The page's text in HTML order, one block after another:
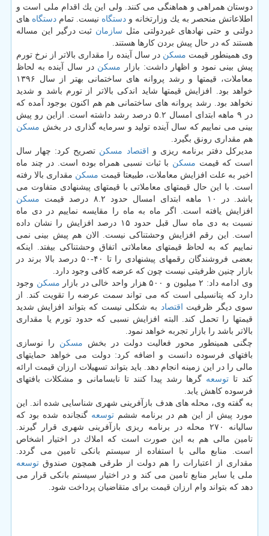
دوستان همراهی و هماهنگی می كنند. ولی این یك اقدام ملی است و
اطلاعاتش منحصر به یك وزارتخانه و دستگاه نیست. تمام دستگاه های
دولتی و حتی نهادهای غیردولتی مثل سازمان ثبت درگیر این مساله
هستند كه در حال پیش بردن كارها هستند.
وی همینطور قیمت مسكن در سال آینده را مقداری بالاتر از نرخ تورم
پیش بینی نمود و اظهار داشت: بازار مسكن در سال آینده به لحاظ
معاملات، قیمتها و رشد پروانه های ساختمانی بهتر از سال ۱۳۹۶
خواهد بود. افزایش قیمتها شاید اندكی بالاتر از تورم باشد و شدید
نخواهد بود. رشد پروانه های ساختمانی هم هم اكنون بوجود آمده كه
در ۹ ماهه ابتدای امسال ۵.۲ درصد رشد داشته است. ازاین رو پیش
بینی می نماییم كه سال آینده تولید و سرمایه گذاری در بخش مسكن
هم مقداری رونق بگیرد.
مدیركل دفتر برنامه ریزی و اقتصاد مسكن تصریح كرد: چهار سال
است كه قیمت مسكن با ثبات نسبی همراه بوده است. در چند ماه
اخیر به علت افزایش معاملات، طبیعتا قیمت مسكن مقداری بالا رفته
است. با این حال قیمتهای معاملاتی با قیمتهای پیشنهادی متفاوت می
باشد. در ۱۰ ماهه ابتدای امسال حدود ۸.۲ درصد قیمت
مسكن
افزایش یافته است. اگر ماه به ماه را مقایسه نماییم در دی ماه
نسبت به دی ماه سال قبل حدود ۱۵ درصد افزایش را نشان داده
است. این رقم افزایش وحشتناكی نیست. الان هم پیش بینی نمی
نماییم كه به لحاظ قیمتهای معاملاتی اتفاق وحشتناكی بیفتد. اینكه
بعضی فروشندگان رقمهای پیشنهادی را تا ۴۰-۵۰ درصد بالا برند در
بازار چنین ظرفیتی نیست چون كه عرضه كافی وجود دارد.
وی ادامه داد: ۲ میلیون و ۵۰۰ هزار واحد خالی در بازار
مسكن وجود
دارد كه پتانسیلی است كه می تواند سمت عرضه را تقویت كند. از
سوی دیگر ظرفیت اقتصاد به شكلی نیست كه بتواند افزایش شدید
قیمتها را تحمل كند. البته افزایش نسبی كه حدود تورم یا مقداری
بالاتر باشد را بازار تجربه خواهد نمود.
چگنی همینطور محور فعالیت دولت در بخش مسكن را نوسازی
بافتهای فرسوده دانست و اضافه كرد: دولت می خواهد حمایتهای
مالی را در این زمینه انجام دهد. باید بتواند تسهیلات ارزان قیمت ارائه
كند تا توسعه گرها رشد پیدا كنند تا نابسامانی و مشكلات بافتهای
فرسوده كاهش یابد.
به گفته وی، محله های هدف بازآفرینی شهری شناسایی شده اند. این
مورد پیش از این هم در برنامه ششمتوسعه گنجانده شده بود كه
سالیانه ۲۷۰ محله در برنامه ریزی بازآفرینی شهری قرار گیرند.
تامین مالی هم به این صورت است كه املاك در اختیار اشخاص
است. منابع مالی با استفاده از سیستم بانكی تامین می گردد.
مقداری از اعتبارات را هم دولت از طرقی همچون صندوق توسعه
ملی یا سایر منابع تامین می كند و در اختیار سیستم بانكی قرار می
دهد كه بتواند وام ارزان قیمت برای متقاضیان پرداخت شود.